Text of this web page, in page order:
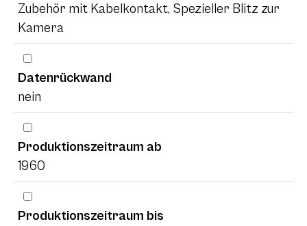
Zubehör mit Kabelkontakt, Spezieller Blitz zur
Kamera
Datenrückwand
nein
Produktionszeitraum ab
1960
Produktionszeitraum bis